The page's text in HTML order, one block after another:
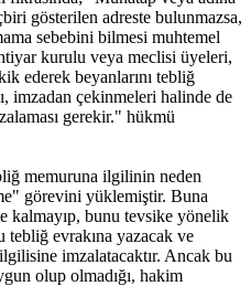
gösterilen adreste bulunmazsa,
sebebini bilmesi muhtemel
kurulu veya meclisi üyeleri,
ederek beyanlarını tebliğ
imzadan çekinmeleri halinde de
gerekir." hükmü
memuruna ilgilinin neden
görevini yüklemiştir. Buna
kalmayıp, bunu tevsike yönelik
tebliğ evrakına yazacak ve
imzalatacaktır. Ancak bu
olup olmadığı, hakim